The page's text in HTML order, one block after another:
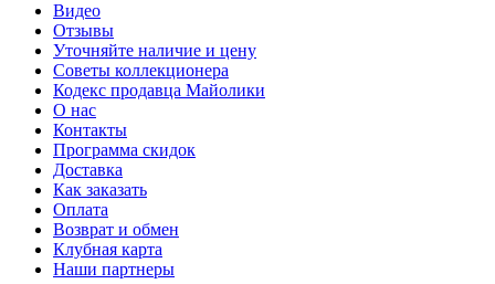
Видео
Отзывы
Уточняйте наличие и цену
Советы коллекционера
Кодекс продавца Майолики
О нас
Контакты
Программа скидок
Доставка
Как заказать
Оплата
Возврат и обмен
Клубная карта
Наши партнеры